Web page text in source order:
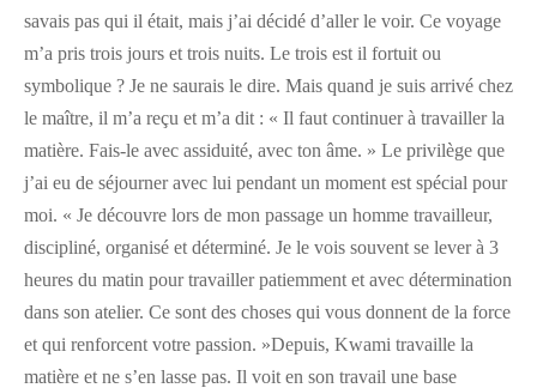
savais pas qui il était, mais j’ai décidé d’aller le voir. Ce voyage
m’a pris trois jours et trois nuits. Le trois est il fortuit ou
symbolique ? Je ne saurais le dire. Mais quand je suis arrivé chez
le maître, il m’a reçu et m’a dit : « Il faut continuer à travailler la
matière. Fais-le avec assiduité, avec ton âme. » Le privilège que
j’ai eu de séjourner avec lui pendant un moment est spécial pour
moi. « Je découvre lors de mon passage un homme travailleur,
discipliné, organisé et déterminé. Je le vois souvent se lever à 3
heures du matin pour travailler patiemment et avec détermination
dans son atelier. Ce sont des choses qui vous donnent de la force
et qui renforcent votre passion. »Depuis, Kwami travaille la
matière et ne s’en lasse pas. Il voit en son travail une base